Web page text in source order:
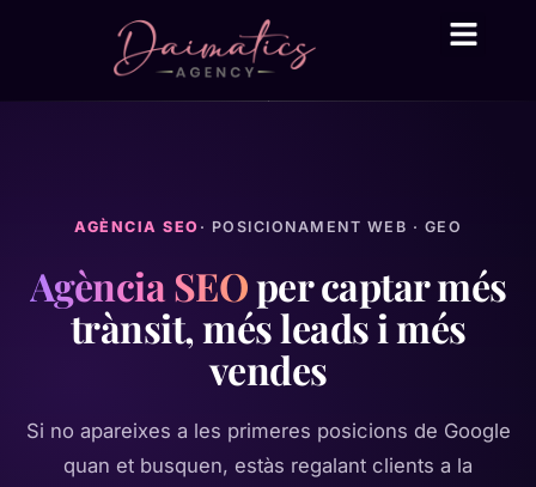
AGÈNCIA SEO · POSICIONAMENT WEB · GEO
Agència SEOper captar més
trànsit, més leads i més
vendes
Si no apareixes a les primeres posicions de Google
quan et busquen, estàs regalant clients a la
Daima Business AI
● En línia